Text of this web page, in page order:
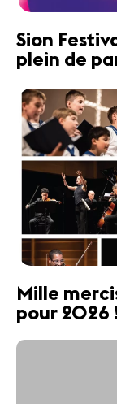
Sion
plein de
Mille
pour 2026